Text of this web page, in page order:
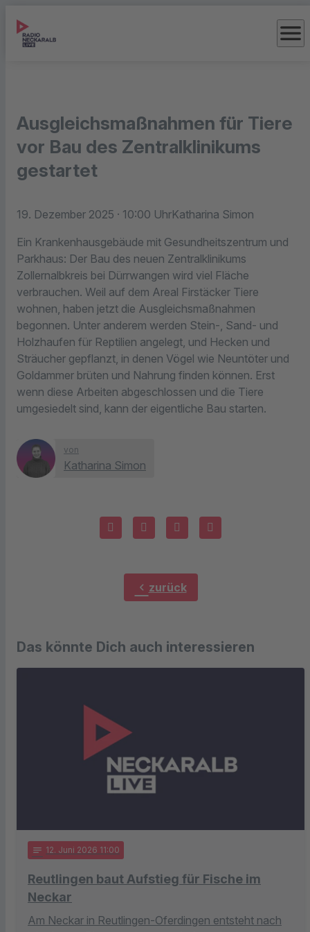
menu
Ausgleichsmaßnahmen für Tiere
vor Bau des Zentralklinikums
gestartet
19. Dezember 2025 · 10:00 UhrKatharina Simon
Ein Krankenhausgebäude mit Gesundheitszentrum und
Parkhaus: Der Bau des neuen Zentralklinikums
Zollernalbkreis bei Dürrwangen wird viel Fläche
verbrauchen. Weil auf dem Areal Firstäcker Tiere
wohnen, haben jetzt die Ausgleichsmaßnahmen
begonnen. Unter anderem werden Stein-, Sand- und
Holzhaufen für Reptilien angelegt, und Hecken und
Sträucher gepflanzt, in denen Vögel wie Neuntöter und
Goldammer brüten und Nahrung finden können. Erst
wenn diese Arbeiten abgeschlossen und die Tiere
umgesiedelt sind, kann der eigentliche Bau starten.
von
Katharina Simon
chevron_left zurück
Das könnte Dich auch interessieren
notes 12. Juni 2026 11:00
Reutlingen baut Aufstieg für Fische im
Neckar
Am Neckar in Reutlingen-Oferdingen entsteht nach